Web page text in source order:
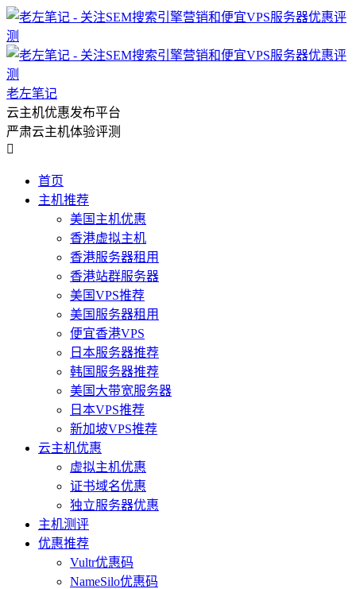
老左笔记
云主机优惠发布平台
严肃云主机体验评测

首页
主机推荐
美国主机优惠
香港虚拟主机
香港服务器租用
香港站群服务器
美国VPS推荐
美国服务器租用
便宜香港VPS
日本服务器推荐
韩国服务器推荐
美国大带宽服务器
日本VPS推荐
新加坡VPS推荐
云主机优惠
虚拟主机优惠
证书域名优惠
独立服务器优惠
主机测评
优惠推荐
Vultr优惠码
NameSilo优惠码